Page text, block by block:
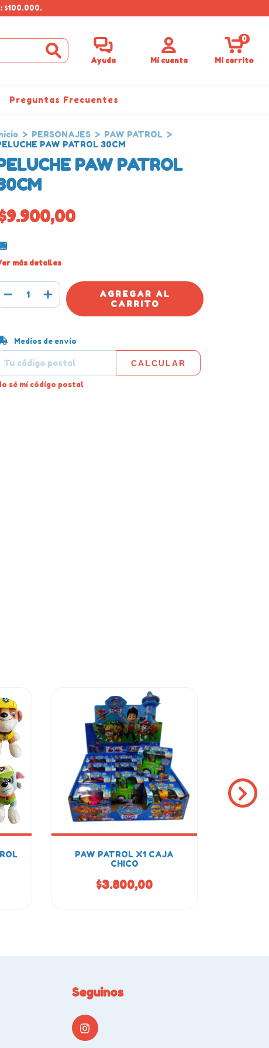
$100.000.
Ayuda Mi cuenta Mi carrito
0
Preguntas Frecuentes
> PERSONAJES > PAW PATROL >
PAW PATROL 30CM
PAW PATROL
más detalles
para el CP:
Medios de envío
CALCULAR
sé mi código postal
PAW PATROL X1 CAJA
CHICO
$3.800,00
Seguinos